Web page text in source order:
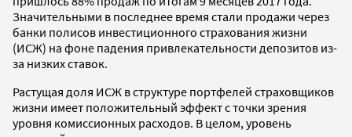
Значительными в последнее время стали продажи через
банки полисов инвестиционного страхования жизни
(ИСЖ) на фоне падения привлекательности депозитов из-
за низких ставок.
Растущая доля ИСЖ в структуре портфелей страховщиков
жизни имеет положительный эффект с точки зрения
уровня комиссионных расходов. В целом, уровень